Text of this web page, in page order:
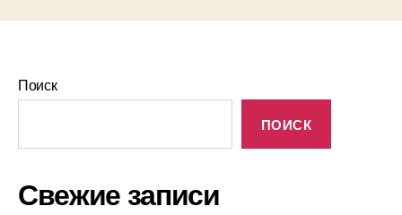
Поиск
ПОИСК
Свежие записи